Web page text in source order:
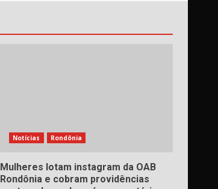
Notícias Rondônia
Mulheres lotam instagram da OAB
Rondônia e cobram providências